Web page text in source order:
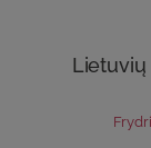
Lietuvių